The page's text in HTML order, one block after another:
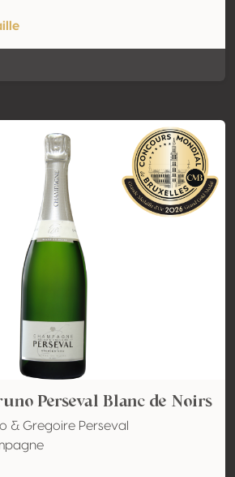
Perseval Blanc de Noirs
& Gregoire Perseval